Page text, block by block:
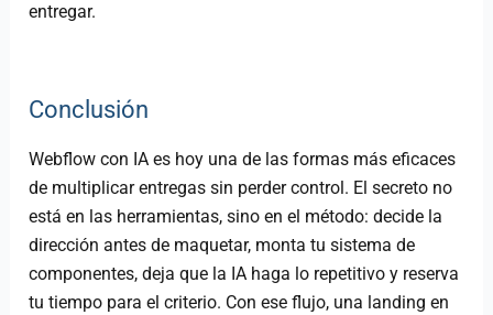
entregar.
Conclusión
Webflow con IA es hoy una de las formas más eficaces
de multiplicar entregas sin perder control. El secreto no
está en las herramientas, sino en el método: decide la
dirección antes de maquetar, monta tu sistema de
componentes, deja que la IA haga lo repetitivo y reserva
tu tiempo para el criterio. Con ese flujo, una landing en